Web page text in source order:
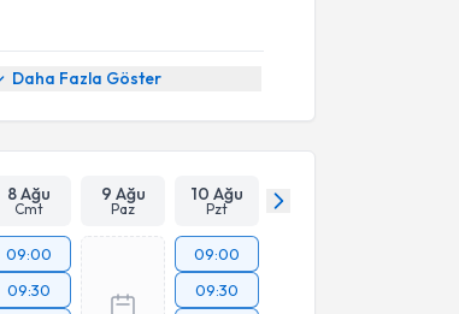
Daha Fazla Göster
8 Ağu
Cmt
9 Ağu
Paz
10 Ağu
Pzt
09:00
09:30
09:00
09:30